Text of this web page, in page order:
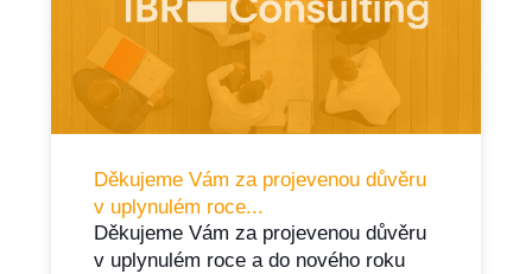
Děkujeme Vám za projevenou důvěru
v uplynulém roce...
Děkujeme Vám za projevenou důvěru
v uplynulém roce a do nového roku